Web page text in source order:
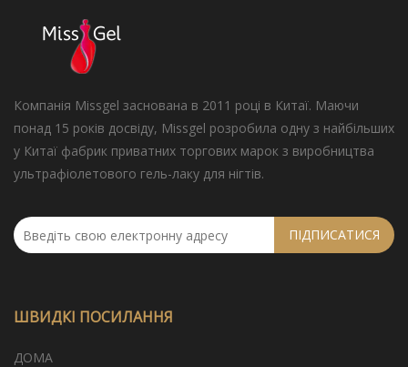
Компанія Missgel заснована в 2011 році в Китаї. Маючи
понад 15 років досвіду, Missgel розробила одну з найбільших
у Китаї фабрик приватних торгових марок з виробництва
ультрафіолетового гель-лаку для нігтів.
ПІДПИСАТИСЯ
ШВИДКІ ПОСИЛАННЯ
ДОМА